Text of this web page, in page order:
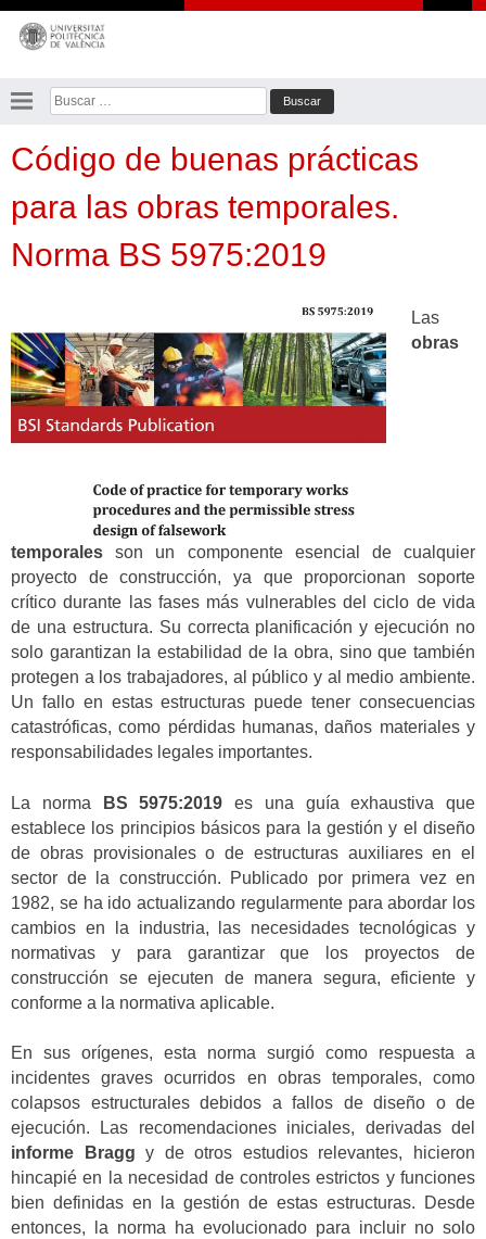
Saltar
contenido
Buscar:
Código de buenas prácticas
para las obras temporales.
Norma BS 5975:2019
Las
obras
temporales son un componente esencial de cualquier
proyecto de construcción, ya que proporcionan soporte
crítico durante las fases más vulnerables del ciclo de vida
de una estructura. Su correcta planificación y ejecución no
solo garantizan la estabilidad de la obra, sino que también
protegen a los trabajadores, al público y al medio ambiente.
Un fallo en estas estructuras puede tener consecuencias
catastróficas, como pérdidas humanas, daños materiales y
responsabilidades legales importantes.
La norma BS 5975:2019 es una guía exhaustiva que
establece los principios básicos para la gestión y el diseño
de obras provisionales o de estructuras auxiliares en el
sector de la construcción. Publicado por primera vez en
1982, se ha ido actualizando regularmente para abordar los
cambios en la industria, las necesidades tecnológicas y
normativas y para garantizar que los proyectos de
construcción se ejecuten de manera segura, eficiente y
conforme a la normativa aplicable.
En sus orígenes, esta norma surgió como respuesta a
incidentes graves ocurridos en obras temporales, como
colapsos estructurales debidos a fallos de diseño o de
ejecución. Las recomendaciones iniciales, derivadas del
informe Bragg y de otros estudios relevantes, hicieron
hincapié en la necesidad de controles estrictos y funciones
bien definidas en la gestión de estas estructuras. Desde
entonces, la norma ha evolucionado para incluir no solo